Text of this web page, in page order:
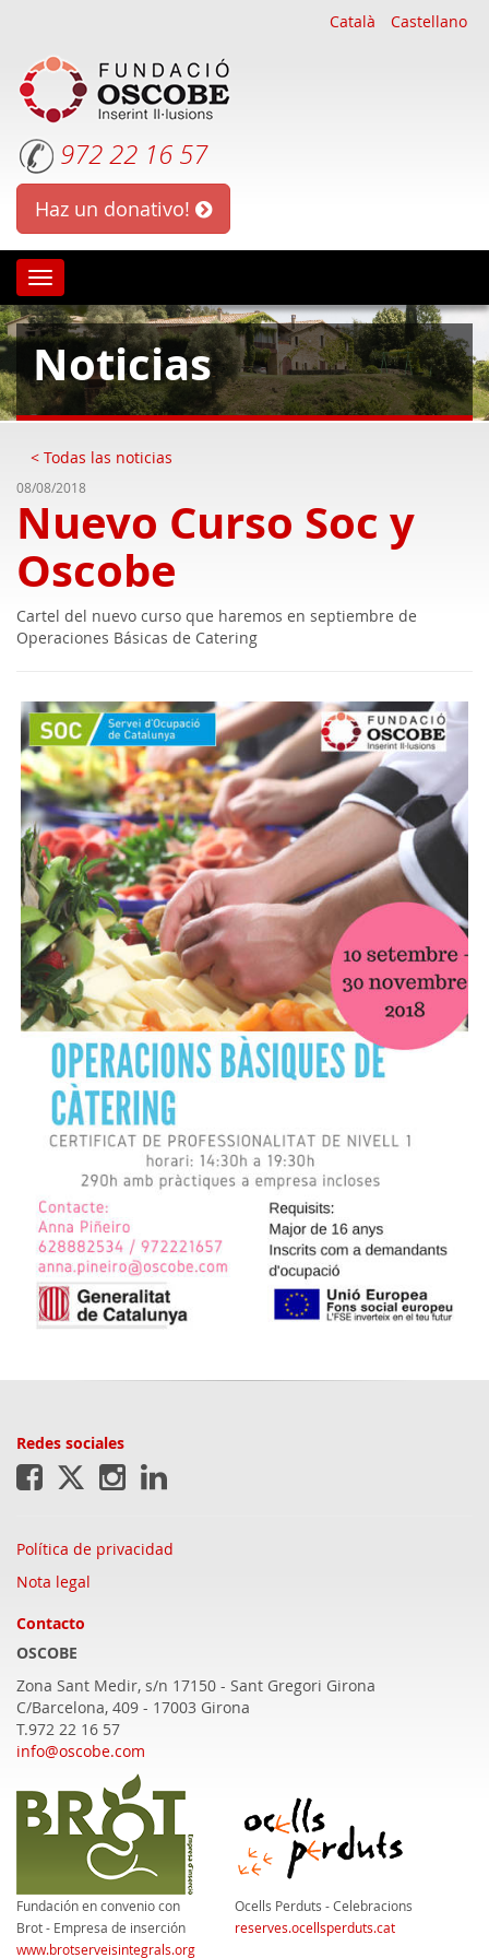
Català Castellano
972 22 16 57
Haz un donativo!
Oscobe
Noticias
< Todas las noticias
08/08/2018
Nuevo Curso Soc y
Oscobe
Cartel del nuevo curso que haremos en septiembre de
Operaciones Básicas de Catering
Redes sociales
Política de privacidad
Nota legal
Contacto
OSCOBE
Zona Sant Medir, s/n 17150 - Sant Gregori Girona
C/Barcelona, 409 - 17003 Girona
T.972 22 16 57
info@oscobe.com
Fundación en convenio con
Brot - Empresa de inserción
www.brotserveisintegrals.org
Ocells Perduts - Celebracions
reserves.ocellsperduts.cat